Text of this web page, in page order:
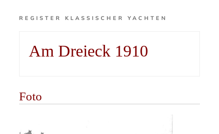
REGISTER KLASSISCHER YACHTEN
Am Dreieck 1910
Foto